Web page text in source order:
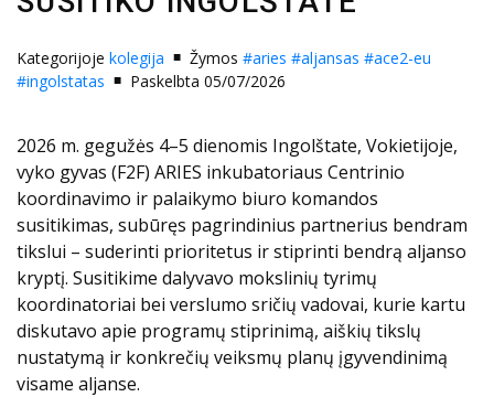
Kategorijoje kolegija Žymos #aries #aljansas #ace2-eu
#ingolstatas
Paskelbta 05/07/2026
2026 m. gegužės 4–5 dienomis Ingolštate, Vokietijoje,
vyko gyvas (F2F) ARIES inkubatoriaus Centrinio
koordinavimo ir palaikymo biuro komandos
susitikimas, subūręs pagrindinius partnerius bendram
tikslui – suderinti prioritetus ir stiprinti bendrą aljanso
kryptį. Susitikime dalyvavo mokslinių tyrimų
koordinatoriai bei verslumo sričių vadovai, kurie kartu
diskutavo apie programų stiprinimą, aiškių tikslų
nustatymą ir konkrečių veiksmų planų įgyvendinimą
visame aljanse.